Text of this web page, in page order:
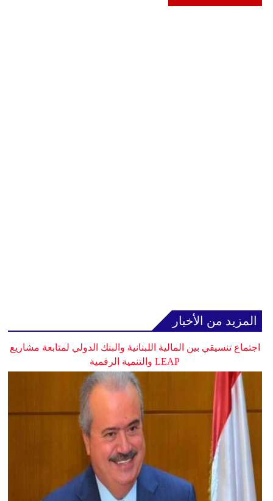
المزيد من الأخبار
اجتماع تنسيقي بين المالية اللبنانية والبنك الدولي لمتابعة مشاريع
LEAP والتنمية الرقمية